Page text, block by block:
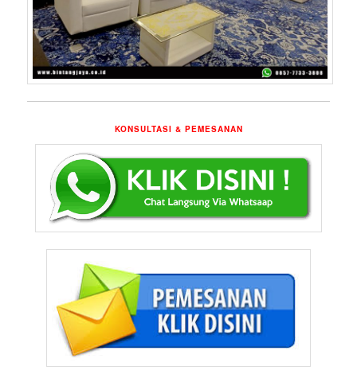
KONSULTASI & PEMESANAN